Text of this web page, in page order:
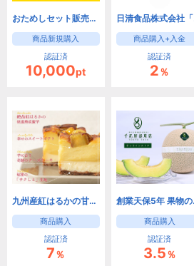
おためしセット販売【らでぃっしゅぼーや】
商品新規購入
認証済
10,000pt
日清食
商品購入+入金
認証済
2％
九州産紅はるかの甘い幸せをお届け 紅はるか焼き芋専門店 紅茶房
商品購入
認証済
7％
創業天保5年 果
商品購入
認証済
3.5％